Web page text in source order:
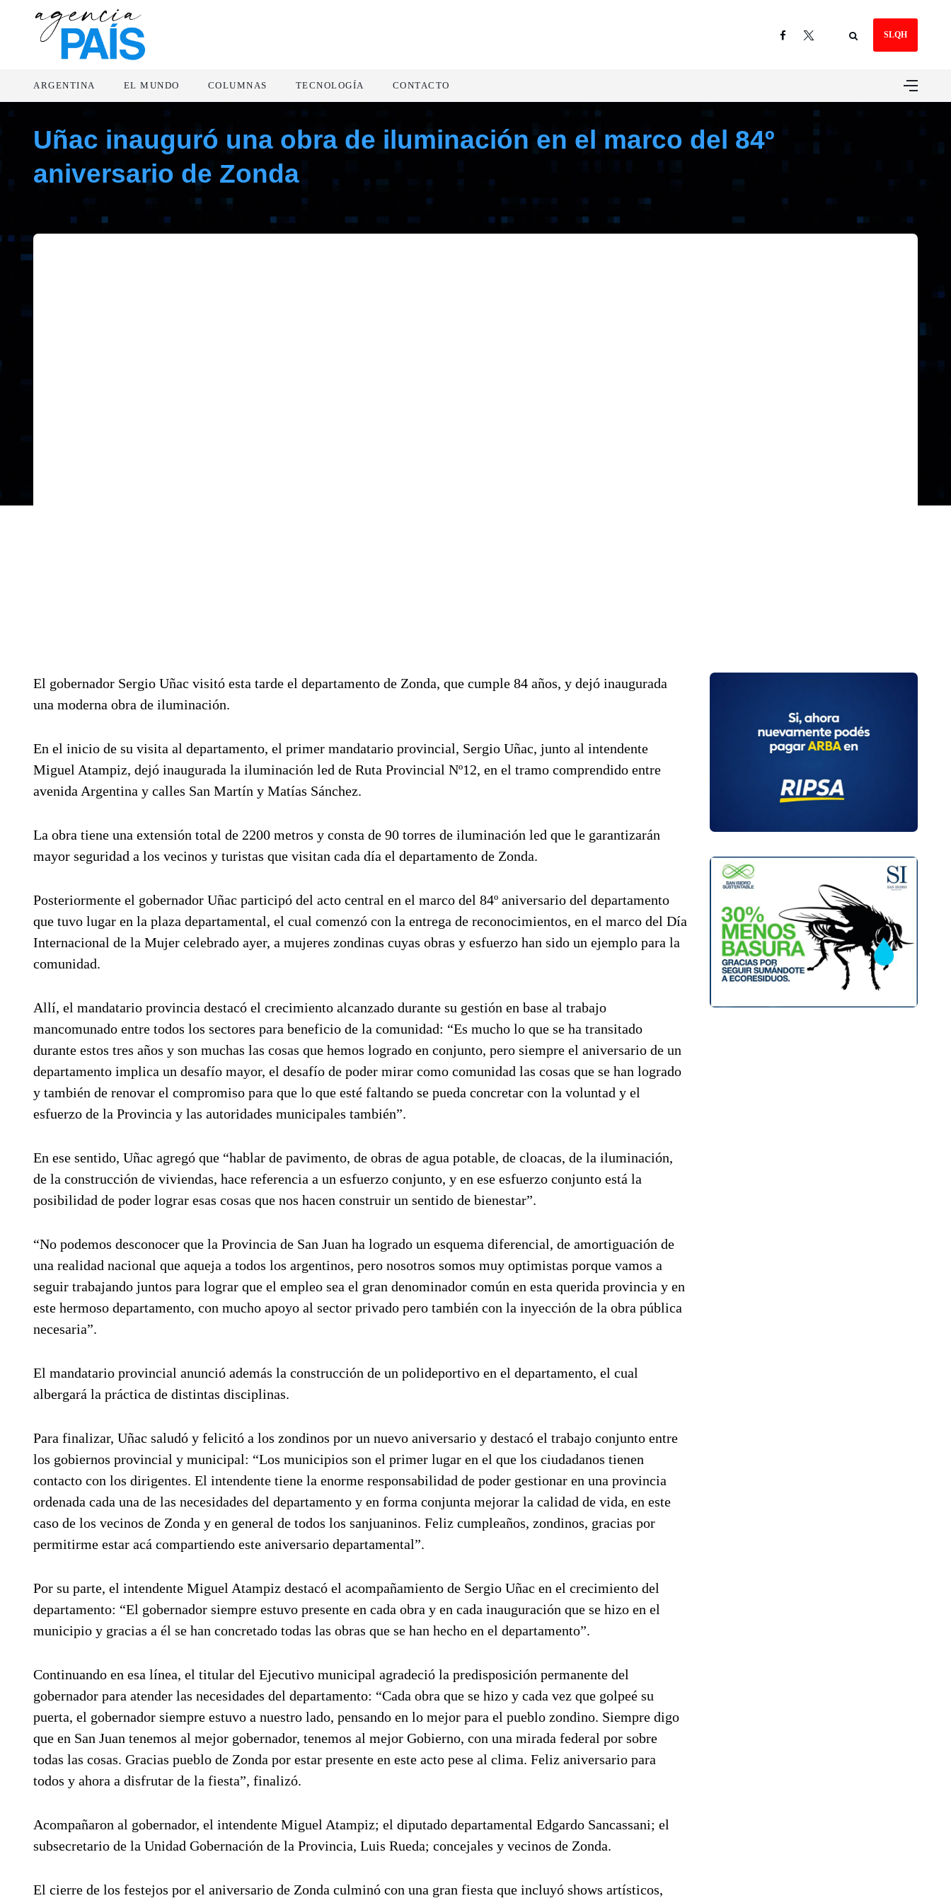
SLQH
ARGENTINA EL MUNDO COLUMNAS TECNOLOGÍA CONTACTO
Uñac inauguró una obra de iluminación en el marco del 84º
aniversario de Zonda
El gobernador Sergio Uñac visitó esta tarde el departamento de Zonda, que cumple 84 años, y dejó inaugurada
una moderna obra de iluminación.
En el inicio de su visita al departamento, el primer mandatario provincial, Sergio Uñac, junto al intendente
Miguel Atampiz, dejó inaugurada la iluminación led de Ruta Provincial Nº12, en el tramo comprendido entre
avenida Argentina y calles San Martín y Matías Sánchez.
La obra tiene una extensión total de 2200 metros y consta de 90 torres de iluminación led que le garantizarán
mayor seguridad a los vecinos y turistas que visitan cada día el departamento de Zonda.
Posteriormente el gobernador Uñac participó del acto central en el marco del 84º aniversario del departamento
que tuvo lugar en la plaza departamental, el cual comenzó con la entrega de reconocimientos, en el marco del Día
Internacional de la Mujer celebrado ayer, a mujeres zondinas cuyas obras y esfuerzo han sido un ejemplo para la
comunidad.
Allí, el mandatario provincia destacó el crecimiento alcanzado durante su gestión en base al trabajo
mancomunado entre todos los sectores para beneficio de la comunidad: “Es mucho lo que se ha transitado
durante estos tres años y son muchas las cosas que hemos logrado en conjunto, pero siempre el aniversario de un
departamento implica un desafío mayor, el desafío de poder mirar como comunidad las cosas que se han logrado
y también de renovar el compromiso para que lo que esté faltando se pueda concretar con la voluntad y el
esfuerzo de la Provincia y las autoridades municipales también”.
En ese sentido, Uñac agregó que “hablar de pavimento, de obras de agua potable, de cloacas, de la iluminación,
de la construcción de viviendas, hace referencia a un esfuerzo conjunto, y en ese esfuerzo conjunto está la
posibilidad de poder lograr esas cosas que nos hacen construir un sentido de bienestar”.
“No podemos desconocer que la Provincia de San Juan ha logrado un esquema diferencial, de amortiguación de
una realidad nacional que aqueja a todos los argentinos, pero nosotros somos muy optimistas porque vamos a
seguir trabajando juntos para lograr que el empleo sea el gran denominador común en esta querida provincia y en
este hermoso departamento, con mucho apoyo al sector privado pero también con la inyección de la obra pública
necesaria”.
El mandatario provincial anunció además la construcción de un polideportivo en el departamento, el cual
albergará la práctica de distintas disciplinas.
Para finalizar, Uñac saludó y felicitó a los zondinos por un nuevo aniversario y destacó el trabajo conjunto entre
los gobiernos provincial y municipal: “Los municipios son el primer lugar en el que los ciudadanos tienen
contacto con los dirigentes. El intendente tiene la enorme responsabilidad de poder gestionar en una provincia
ordenada cada una de las necesidades del departamento y en forma conjunta mejorar la calidad de vida, en este
caso de los vecinos de Zonda y en general de todos los sanjuaninos. Feliz cumpleaños, zondinos, gracias por
permitirme estar acá compartiendo este aniversario departamental”.
Por su parte, el intendente Miguel Atampiz destacó el acompañamiento de Sergio Uñac en el crecimiento del
departamento: “El gobernador siempre estuvo presente en cada obra y en cada inauguración que se hizo en el
municipio y gracias a él se han concretado todas las obras que se han hecho en el departamento”.
Continuando en esa línea, el titular del Ejecutivo municipal agradeció la predisposición permanente del
gobernador para atender las necesidades del departamento: “Cada obra que se hizo y cada vez que golpeé su
puerta, el gobernador siempre estuvo a nuestro lado, pensando en lo mejor para el pueblo zondino. Siempre digo
que en San Juan tenemos al mejor gobernador, tenemos al mejor Gobierno, con una mirada federal por sobre
todas las cosas. Gracias pueblo de Zonda por estar presente en este acto pese al clima. Feliz aniversario para
todos y ahora a disfrutar de la fiesta”, finalizó.
Acompañaron al gobernador, el intendente Miguel Atampiz; el diputado departamental Edgardo Sancassani; el
subsecretario de la Unidad Gobernación de la Provincia, Luis Rueda; concejales y vecinos de Zonda.
El cierre de los festejos por el aniversario de Zonda culminó con una gran fiesta que incluyó shows artísticos,